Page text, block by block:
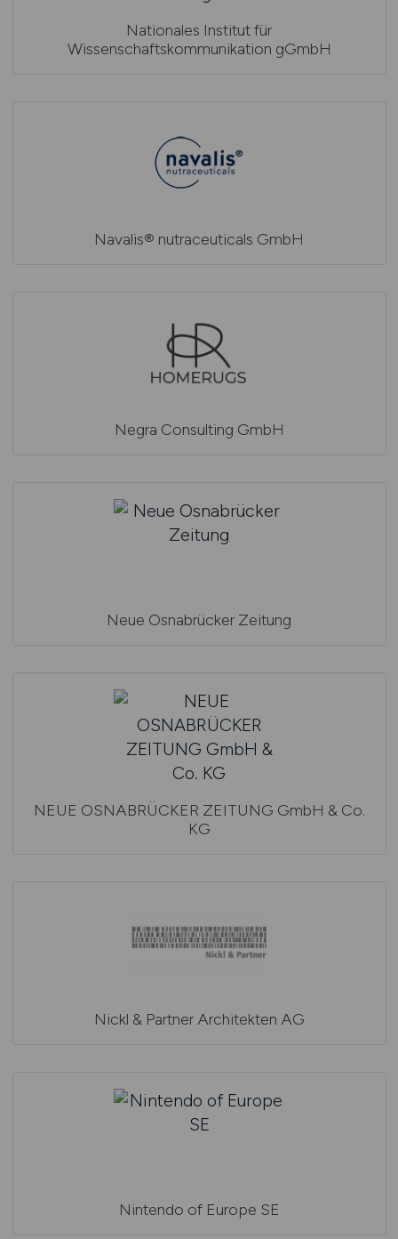
Nationales Institut für
Wissenschaftskommunikation gGmbH
Navalis® nutraceuticals GmbH
Negra Consulting GmbH
Neue Osnabrücker Zeitung
NEUE OSNABRÜCKER ZEITUNG GmbH & Co.
KG
Nickl & Partner Architekten AG
Nintendo of Europe SE